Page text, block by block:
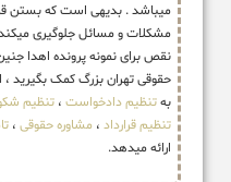
میباشد . بدیهی است که بستن
مشکلات و مسائل جلوگیری میکند
نقص برای نمونه پرونده اهدا
حقوقی تهران بزرگ کمک بگیرید
بهتنظیم دادخواست ، تنظیم
تنظیم قرارداد ، مشاوره حقوقی ،
ارائه میدهد.